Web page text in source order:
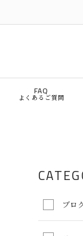
雑貨
￥200,001～￥
FAQ
よくあるご質問
ブロ